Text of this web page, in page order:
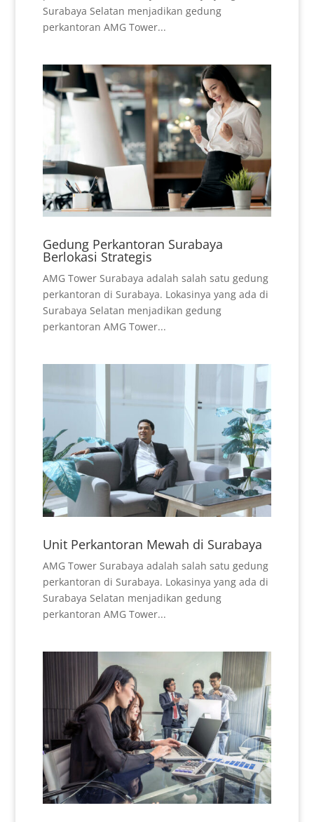
Surabaya Selatan menjadikan gedung
perkantoran AMG Tower...
Gedung Perkantoran Surabaya
Berlokasi Strategis
AMG Tower Surabaya adalah salah satu gedung
perkantoran di Surabaya. Lokasinya yang ada di
Surabaya Selatan menjadikan gedung
perkantoran AMG Tower...
Unit Perkantoran Mewah di Surabaya
AMG Tower Surabaya adalah salah satu gedung
perkantoran di Surabaya. Lokasinya yang ada di
Surabaya Selatan menjadikan gedung
perkantoran AMG Tower...